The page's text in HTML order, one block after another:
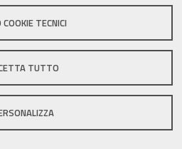
TECNICI
TUTTO
di Zola Predosa
Accessibilità